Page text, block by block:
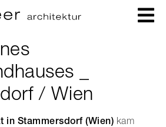
_
/ Wien
in Stammersdorf (Wien) kam